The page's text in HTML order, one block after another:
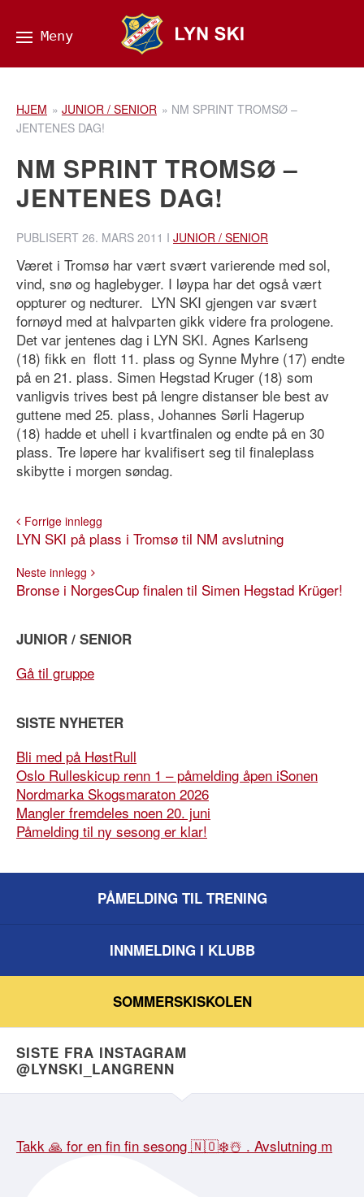
HJEM » JUNIOR / SENIOR » NM SPRINT TROMSØ –
JENTENES DAG!
NM SPRINT TROMSØ –
JENTENES DAG!
PUBLISERT 26. MARS 2011 I JUNIOR / SENIOR
Været i Tromsø har vært svært varierende med sol,
vind, snø og haglebyger. I løypa har det også vært
oppturer og nedturer. LYN SKI gjengen var svært
fornøyd med at halvparten gikk videre fra prologene.
Det var jentenes dag i LYN SKI. Agnes Karlseng
(18) fikk en flott 11. plass og Synne Myhre (17) endte
på en 21. plass. Simen Hegstad Kruger (18) som
vanligvis trives best på lengre distanser ble best av
guttene med 25. plass, Johannes Sørli Hagerup
(18) hadde et uhell i kvartfinalen og endte på en 30
plass. Tre løpere har kvalifisert seg til finaleplass
skibytte i morgen søndag.
Forrige innlegg
LYN SKI på plass i Tromsø til NM avslutning
Neste innlegg
Bronse i NorgesCup finalen til Simen Hegstad Krüger!
JUNIOR / SENIOR
Gå til gruppe
SISTE NYHETER
Bli med på HøstRull
Oslo Rulleskicup renn 1 – påmelding åpen iSonen
Nordmarka Skogsmaraton 2026
Mangler fremdeles noen 20. juni
Påmelding til ny sesong er klar!
PÅMELDING TIL TRENING
INNMELDING I KLUBB
SOMMERSKISKOLEN
SISTE FRA INSTAGRAM
@LYNSKI_LANGRENN
Takk 🙏 for en fin fin sesong 🇳🇴❄️☃️ . Avslutning m